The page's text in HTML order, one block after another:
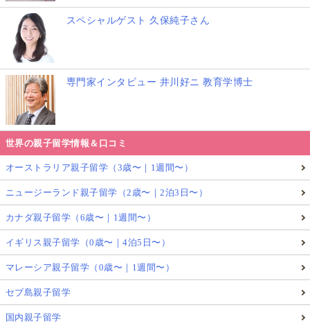
スペシャルゲスト 久保純子さん
専門家インタビュー 井川好ニ 教育学博士
世界の親子留学情報＆口コミ
オーストラリア親子留学（3歳〜｜1週間〜）
ニュージーランド親子留学（2歳〜｜2泊3日〜）
カナダ親子留学（6歳〜｜1週間〜）
イギリス親子留学（0歳〜｜4泊5日〜）
マレーシア親子留学（0歳〜｜1週間〜）
セブ島親子留学
国内親子留学